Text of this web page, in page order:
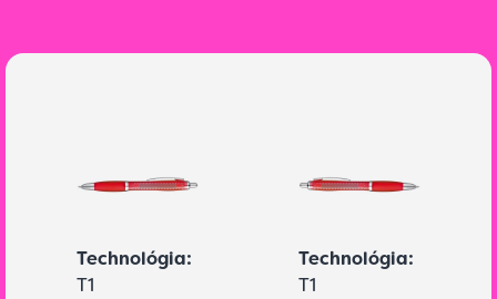
Technológia:
T1
Technológia:
T1